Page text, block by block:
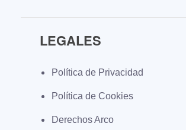
LEGALES
Política de Privacidad
Política de Cookies
Derechos Arco